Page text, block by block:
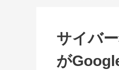
サイバ
が